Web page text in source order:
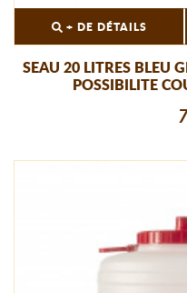
+ DE DÉTAILS
SEAU 20 LITRES BLEU
POSSIBILITE